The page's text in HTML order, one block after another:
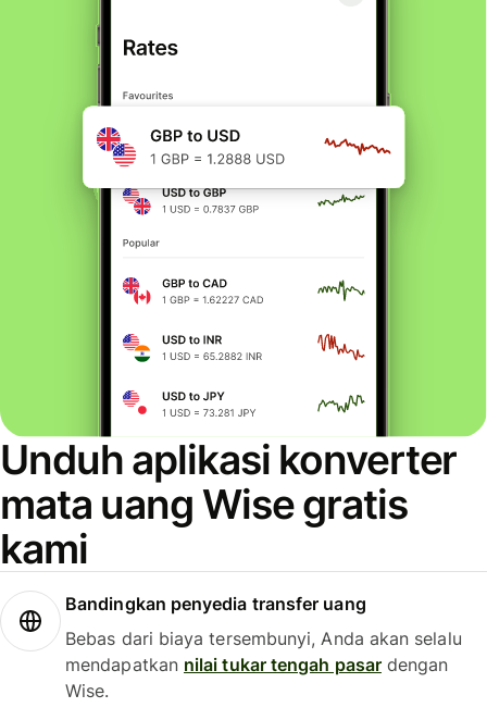
Unduh aplikasi konverter
mata uang Wise gratis
kami
Bandingkan penyedia transfer uang
Bebas dari biaya tersembunyi, Anda akan selalu
mendapatkan nilai tukar tengah pasardengan
Wise.